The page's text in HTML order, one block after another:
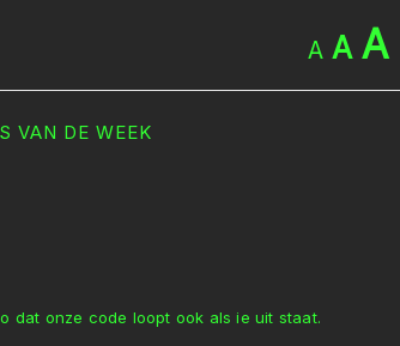
A A A
VAN DE WEEK
dat onze code loopt ook als ie uit staat.